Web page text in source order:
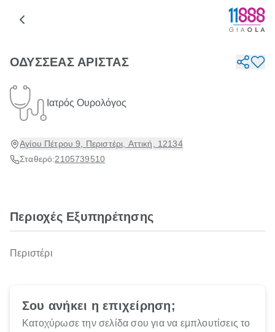
ΟΔΥΣΣΕΑΣ ΑΡΙΣΤΑΣ
Ιατρός Ουρολόγος
Αγίου Πέτρου 9, Περιστέρι, Αττική, 12134
Σταθερό:2105739510
Περιοχές Εξυπηρέτησης
Περιστέρι
Σου ανήκει η επιχείρηση;
Κατοχύρωσε την σελίδα σου για να εμπλουτίσεις το